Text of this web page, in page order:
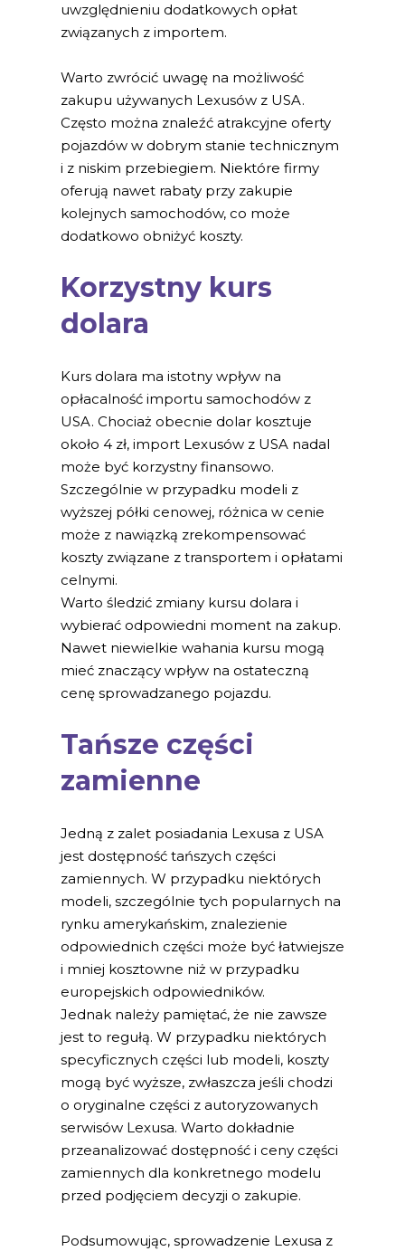
uwzględnieniu dodatkowych opłat
związanych z importem.
Warto zwrócić uwagę na możliwość
zakupu używanych Lexusów z USA.
Często można znaleźć atrakcyjne oferty
pojazdów w dobrym stanie technicznym
i z niskim przebiegiem. Niektóre firmy
oferują nawet rabaty przy zakupie
kolejnych samochodów, co może
dodatkowo obniżyć koszty.
Korzystny kurs
dolara
Kurs dolara ma istotny wpływ na
opłacalność importu samochodów z
USA. Chociaż obecnie dolar kosztuje
około 4 zł, import Lexusów z USA nadal
może być korzystny finansowo.
Szczególnie w przypadku modeli z
wyższej półki cenowej, różnica w cenie
może z nawiązką zrekompensować
koszty związane z transportem i opłatami
celnymi.
Warto śledzić zmiany kursu dolara i
wybierać odpowiedni moment na zakup.
Nawet niewielkie wahania kursu mogą
mieć znaczący wpływ na ostateczną
cenę sprowadzanego pojazdu.
Tańsze części
zamienne
Jedną z zalet posiadania Lexusa z USA
jest dostępność tańszych części
zamiennych. W przypadku niektórych
modeli, szczególnie tych popularnych na
rynku amerykańskim, znalezienie
odpowiednich części może być łatwiejsze
i mniej kosztowne niż w przypadku
europejskich odpowiedników.
Jednak należy pamiętać, że nie zawsze
jest to regułą. W przypadku niektórych
specyficznych części lub modeli, koszty
mogą być wyższe, zwłaszcza jeśli chodzi
o oryginalne części z autoryzowanych
serwisów Lexusa. Warto dokładnie
przeanalizować dostępność i ceny części
zamiennych dla konkretnego modelu
przed podjęciem decyzji o zakupie.
Podsumowując, sprowadzenie Lexusa z